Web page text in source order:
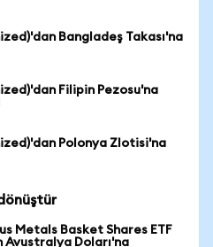
Bangladeş Takası'na
Filipin Pezosu'na
Polonya Zlotisi'na
Metals Basket Shares ETF
Avustralya Doları'na